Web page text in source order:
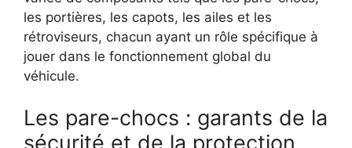
les portières, les capots, les ailes et les
rétroviseurs, chacun ayant un rôle spécifique à
jouer dans le fonctionnement global du
véhicule.
Les pare-chocs : garants de la